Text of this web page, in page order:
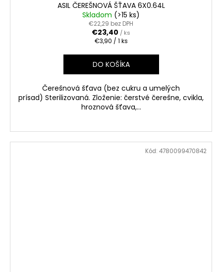
ASIL ČEREŠNOVÁ ŠŤAVA 6X0.64L
Skladom (>15 ks)
€22,29 bez DPH
€23,40 / ks
Jednotková
€3,90 / 1 ks
DO KOŠÍKA
Čerešnová šťava (bez cukru a umelých
prísad) Sterilizovaná. Zloženie: čerstvé čerešne, cvikla,
hroznová šťava,...
Kód: 4780099470842